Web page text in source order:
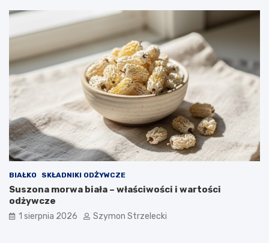
BIAŁKO SKŁADNIKI ODŻYWCZE
Suszona morwa biała – właściwości i wartości
odżywcze
1 sierpnia 2026 Szymon Strzelecki